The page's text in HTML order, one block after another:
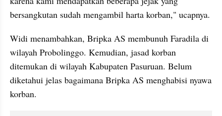
bersangkutan sudah mengambil harta korban," ucapnya.
Widi menambahkan, Bripka AS membunuh Faradila di
wilayah Probolinggo. Kemudian, jasad korban
ditemukan di wilayah Kabupaten Pasuruan. Belum
diketahui jelas bagaimana Bripka AS menghabisi nyawa
korban.